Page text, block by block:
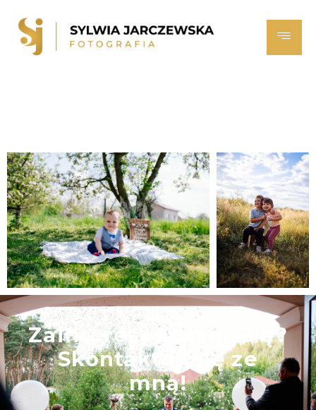
Zainteresowałam Cię?
Skontaktuj się ze
mną!